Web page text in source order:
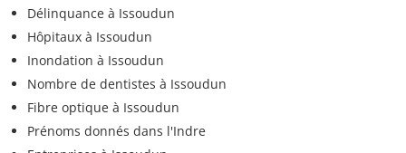
Délinquance à Issoudun
Hôpitaux à Issoudun
Inondation à Issoudun
Nombre de dentistes à Issoudun
Fibre optique à Issoudun
Prénoms donnés dans l'Indre